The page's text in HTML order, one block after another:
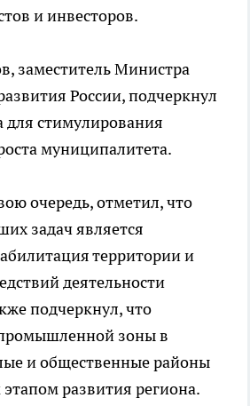
и инвесторов.
заместитель Министра
России, подчеркнул
для стимулирования
муниципалитета.
очередь, отметил, что
задач является
территории и
деятельности
подчеркнул, что
зоны в
и общественные районы
развития региона.